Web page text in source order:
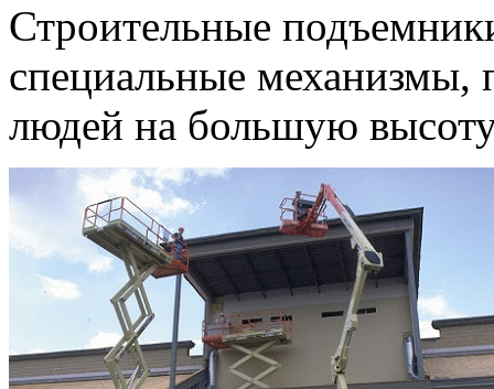
Строительные
специальные механизмы,
людей на большую